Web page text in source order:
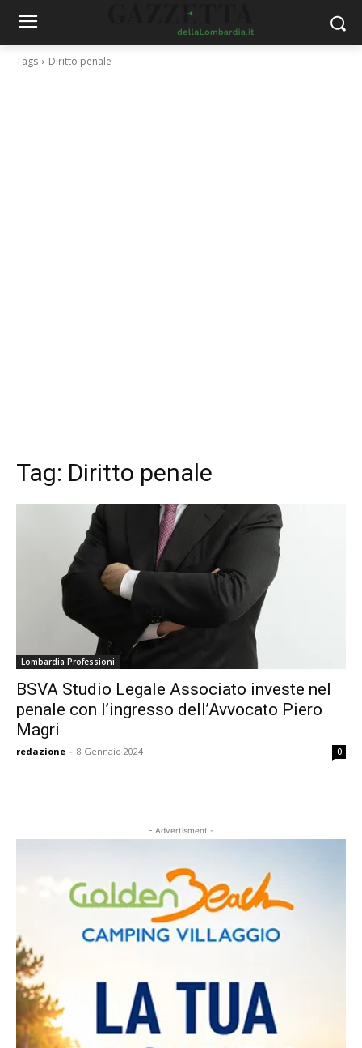
Tags Diritto penale
Tag: Diritto penale
Lombardia Professioni
BSVA Studio Legale Associato investe nel
penale con l’ingresso dell’Avvocato Piero
Magri
redazione - 8 Gennaio 2024 0
- Advertisment -